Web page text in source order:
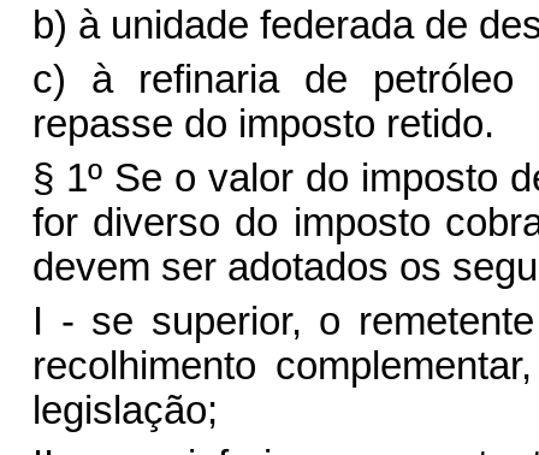
b) à unidade federada de
c) à refinaria de petróleo
repasse do imposto retido.
§ 1º Se o valor do imposto
for diverso do imposto
devem ser adotados os
I - se superior, o
recolhimento
legislação;